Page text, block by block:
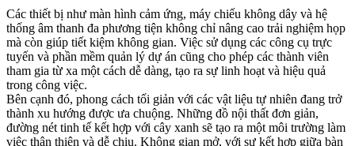
Các thiết bị như màn hình cảm ứng, máy chiếu không dây và hệ
thống âm thanh đa phương tiện không chỉ nâng cao trải nghiệm họp
mà còn giúp tiết kiệm không gian. Việc sử dụng các công cụ trực
tuyến và phần mềm quản lý dự án cũng cho phép các thành viên
tham gia từ xa một cách dễ dàng, tạo ra sự linh hoạt và hiệu quả
trong công việc.
Bên cạnh đó, phong cách tối giản với các vật liệu tự nhiên đang trở
thành xu hướng được ưa chuộng. Những đồ nội thất đơn giản,
đường nét tinh tế kết hợp với cây xanh sẽ tạo ra một môi trường làm
việc thân thiện và dễ chịu. Không gian mở, với sự kết hợp giữa bàn